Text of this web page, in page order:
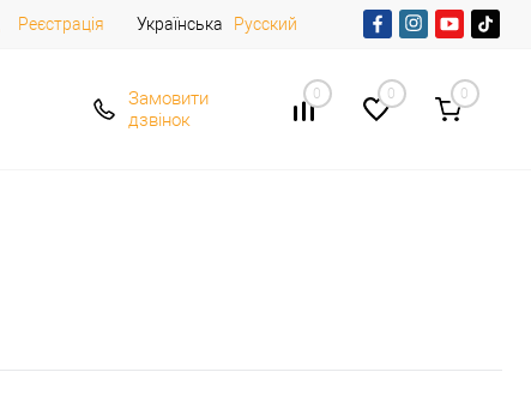
Реєстрація Українська Русский
Замовити
дзвінок
0 0 0